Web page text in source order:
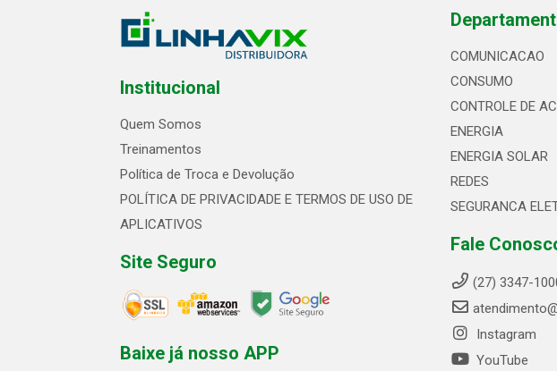
Institucional
Quem Somos
Treinamentos
Política de Troca e Devolução
POLÍTICA DE PRIVACIDADE E TERMOS DE USO DE
APLICATIVOS
Site Seguro
Baixe já nosso APP
COMUNICACAO
CONSUMO
CONTROLE DE
ENERGIA
ENERGIA SOLAR
REDES
SEGURANCA
Fale
(27) 3347-
Instagram
YouTube